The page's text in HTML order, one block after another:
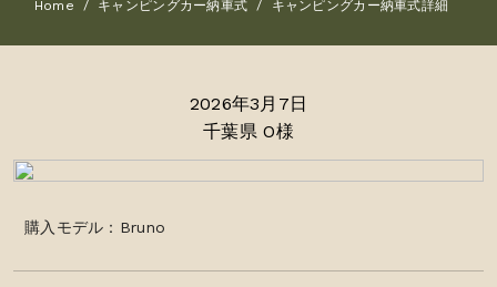
Home キャンピングカー納車式 キャンピングカー納車式詳細
2026年3月7日
千葉県 O様
購入モデル：Bruno